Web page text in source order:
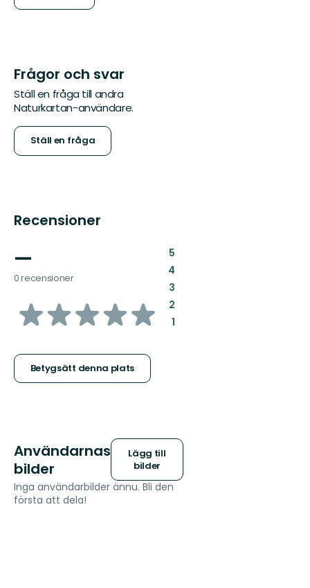
Frågor och svar
Ställ en fråga till andra
Naturkartan-användare.
Ställ en fråga
Recensioner
—
0 recensioner
av
stjärnor
Betygsätt denna plats
5:
4:
3:
2:
1:
Användarnas
bilder
Lägg till
bilder
Inga användarbilder ännu. Bli den
första att dela!